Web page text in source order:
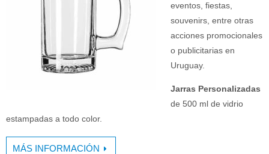
eventos, fiestas,
souvenirs, entre otras
acciones promocionales
o publicitarias en
Uruguay.
Jarras Personalizadas
de 500 ml de vidrio
estampadas a todo color.
MÁS INFORMACIÓN